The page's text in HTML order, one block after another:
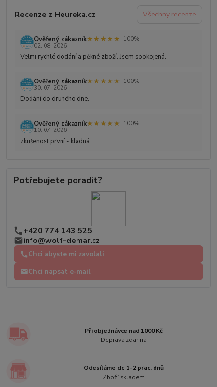
Recenze z Heureka.cz Všechny recenze
Ověřený zákazník★★★★★
★★★★★
100%
02. 08. 2026
Velmi rychlé dodání a pěkné zboží. Jsem spokojená.
Ověřený zákazník★★★★★
★★★★★
100%
30. 07. 2026
Dodání do druhého dne.
Ověřený zákazník★★★★★
★★★★★
100%
10. 07. 2026
zkušenost první - kladná
Potřebujete poradit?
+420 774 143 525
info@wolf-demar.cz
Chci abyste mi zavolali
Chci napsat e-mail
Při objednávce nad 1000 Kč
Doprava zdarma
Odesíláme do 1-2 prac. dnů
Zboží skladem